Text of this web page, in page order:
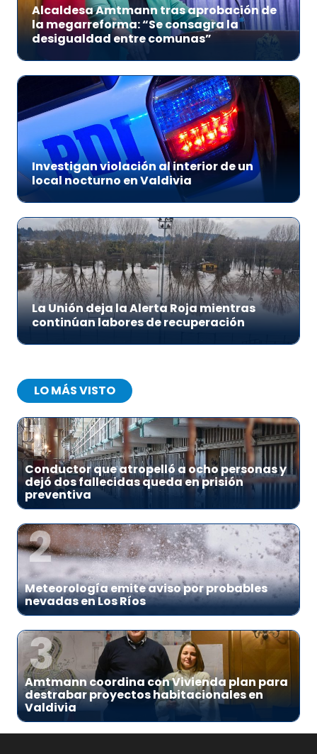
Alcaldesa Amtmann tras aprobación de
la megarreforma: “Se consagra la
desigualdad entre comunas”
Investigan violación al interior de un
local nocturno en Valdivia
La Unión deja la Alerta Roja mientras
continúan labores de recuperación
LO MÁS VISTO
1
Conductor que atropelló a ocho personas y
dejó dos fallecidas queda en prisión
preventiva
2
Meteorología emite aviso por probables
nevadas en Los Ríos
3
Amtmann coordina con Vivienda plan para
destrabar proyectos habitacionales en
Valdivia